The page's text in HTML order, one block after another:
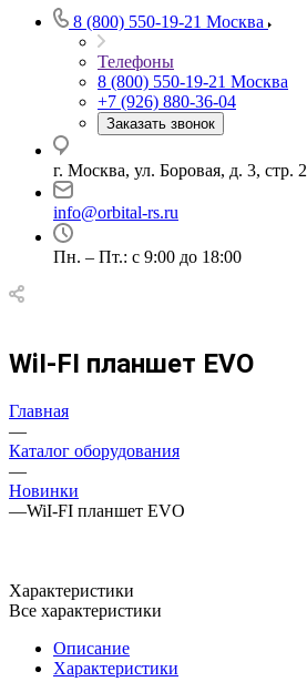
8 (800) 550-19-21 Москва
Телефоны
8 (800) 550-19-21 Москва
+7 (926) 880-36-04
Заказать звонок
г. Москва, ул. Боровая, д. 3, стр. 2
info@orbital-rs.ru
Пн. – Пт.: с 9:00 до 18:00
WiI-FI планшет EVO
Главная
—
Каталог оборудования
—
Новинки
—WiI-FI планшет EVO
Характеристики
Все характеристики
Описание
Характеристики